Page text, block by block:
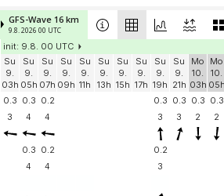
GFS-Wave 16 km
9.8. 2026 00 UTC
init: 9.8. 00 UTC
Su
9.
03h
Su
9.
05h
Su
9.
07h
Su
9.
09h
Su
9.
11h
Su
9.
13h
Su
9.
15h
Su
9.
17h
Su
9.
19h
Su
9.
21h
Mo
10.
03h
Mo
10.
05h
0.3 0.3 0.2 0.3 0.3 0.3 0.3
3
4 4 3 3 2 2
0.3 0.2
0.2
4
4 3